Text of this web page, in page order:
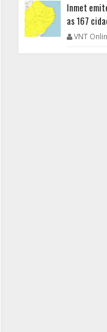
Inmet
as 167
VNT